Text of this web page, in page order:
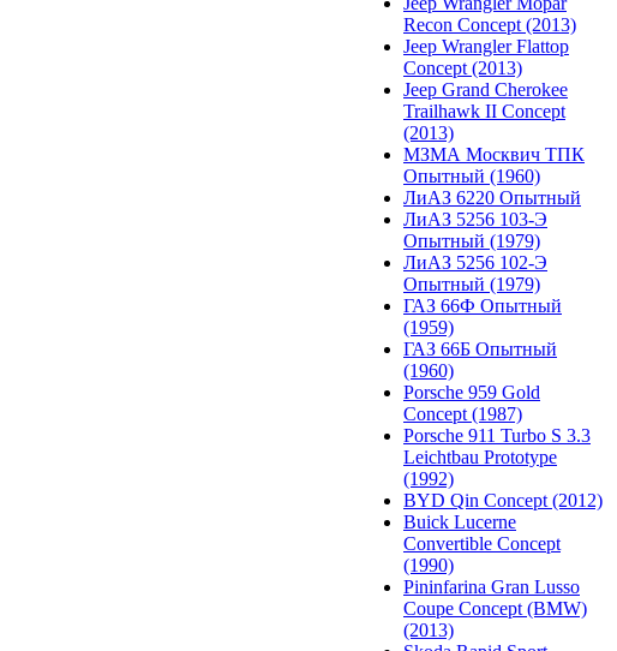
Recon Concept (2013)
Jeep Wrangler Flattop
Concept (2013)
Jeep Grand Cherokee
Trailhawk II Concept
(2013)
МЗМА Москвич ТПК
Опытный (1960)
ЛиАЗ 6220 Опытный
ЛиАЗ 5256 103-Э
Опытный (1979)
ЛиАЗ 5256 102-Э
Опытный (1979)
ГАЗ 66Ф Опытный
(1959)
ГАЗ 66Б Опытный
(1960)
Porsche 959 Gold
Concept (1987)
Porsche 911 Turbo S 3.3
Leichtbau Prototype
(1992)
BYD Qin Concept (2012)
Buick Lucerne
Convertible Concept
(1990)
Pininfarina Gran Lusso
Coupe Concept (BMW)
(2013)